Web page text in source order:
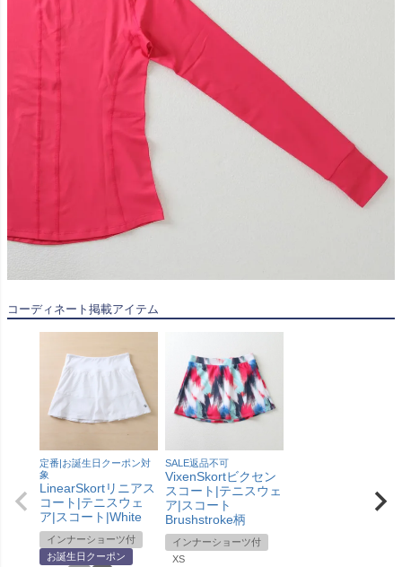
コーディネート掲載アイテム
定番|お誕生日クーポン対
象
LinearSkortリニアス
コート|テニスウェ
ア|スコート|White
インナーショーツ付
お誕生日クーポン
SALE返品不可
VixenSkortビクセン
スコート|テニスウェ
ア|スコート
Brushstroke柄
インナーショーツ付
XS